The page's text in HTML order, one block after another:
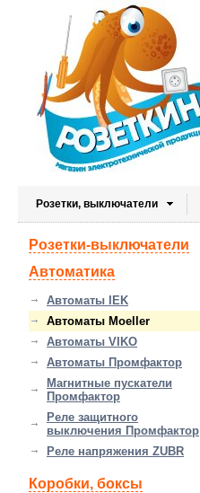
Розетки, выключатели
Розетки-выключатели
Автоматика
Автоматы IEK
Автоматы Moeller
Автоматы VIKO
Автоматы Промфактор
Магнитные пускатели
Промфактор
Реле защитного
выключения Промфактор
Реле напряжения ZUBR
Коробки, боксы